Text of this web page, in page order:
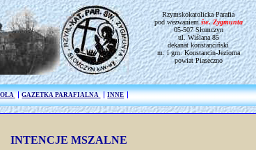
Rzymskokatolicka Parafia
pod wezwaniemśw. Zygmunta
05-507 Słomczyn
ul. Wiślana 85
dekanat konstanciński
m. i gm. Konstancin-Jeziorna
powiat Piaseczno
GAZETKA PARAFIALNA INNE
INTENCJE MSZALNE